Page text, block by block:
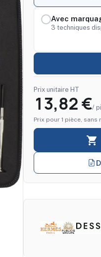
Avec
3 techniques
Prix unitaire HT
13,82 €/
Prix pour 1 pièce,
